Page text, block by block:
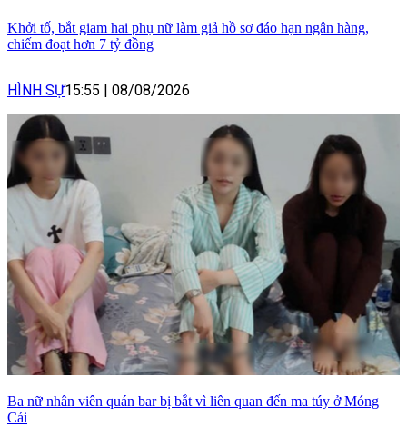
Khởi tố, bắt giam hai phụ nữ làm giả hồ sơ đáo hạn ngân hàng,
chiếm đoạt hơn 7 tỷ đồng
HÌNH SỰ15:55 08/08/2026
Ba nữ nhân viên quán bar bị bắt vì liên quan đến ma túy ở Móng
Cái